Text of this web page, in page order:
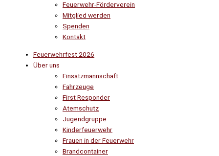
Feuerwehr-Förderverein
Mitglied werden
Spenden
Kontakt
Feuerwehrfest 2026
Über uns
Einsatzmannschaft
Fahrzeuge
First Responder
Atemschutz
Jugendgruppe
Kinderfeuerwehr
Frauen in der Feuerwehr
Brandcontainer